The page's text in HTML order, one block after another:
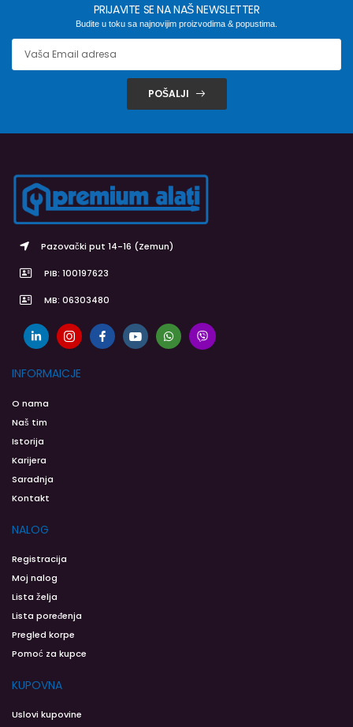
PRIJAVITE SE NA NAŠ NEWSLETTER
Budite u toku sa najnovijim proizvodima & popustima.
POŠALJI
Pazovački put 14-16 (Zemun)
PIB: 100197623
MB: 06303480
INFORMAICJE
O nama
Naš tim
Istorija
Karijera
Saradnja
Kontakt
NALOG
Registracija
Moj nalog
Lista želja
Lista poređenja
Pregled korpe
Pomoć za kupce
KUPOVNA
Uslovi kupovine